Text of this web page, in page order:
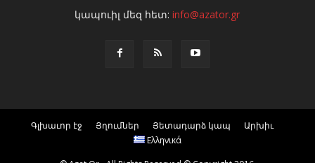
կապուիլ մեզ հետ:info@azator.gr
Գլխաւոր էջ Յղումներ Յետադարձ կապ
Արխիւ
Ελληνικά